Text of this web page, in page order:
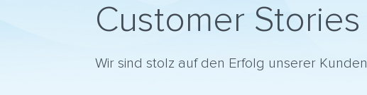
Customer Stories
Wir sind stolz auf den Erfolg unserer Kunden